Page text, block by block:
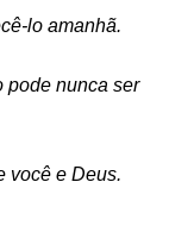
lo amanhã.
pode nunca ser
você e Deus.